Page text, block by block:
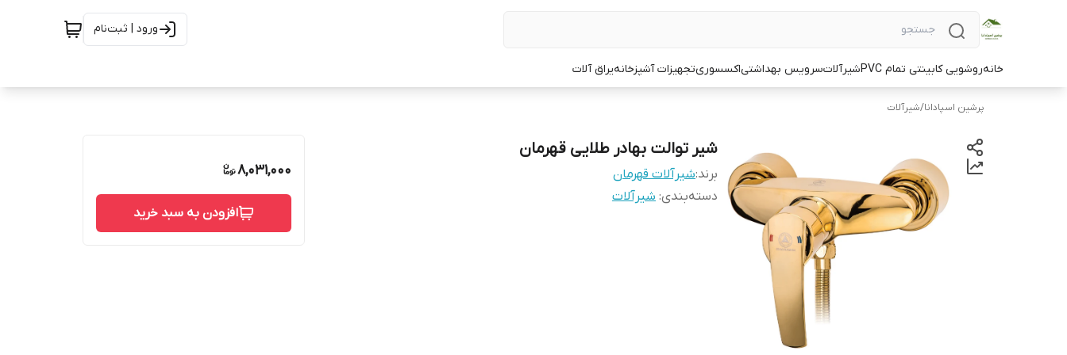
ورود | ثبت‌نام
خانهروشویی کابینتی تمام PVC شیرآلاتسرویس بهداشتیاکسسوریتجهیزات آشپزخانهیراق آلات
پرشین اسپادانا/شیرآلات
شیر توالت بهادر طلایی قهرمان
برند:شیرآلات قهرمان
دسته‌بندی: شیرآلات
8,031,000
افزودن به سبد خرید